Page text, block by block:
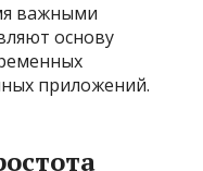
важными
основу
приложений.